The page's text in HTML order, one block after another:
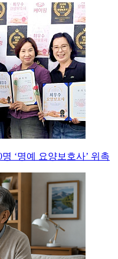
‘명예 요양보호사’ 위촉